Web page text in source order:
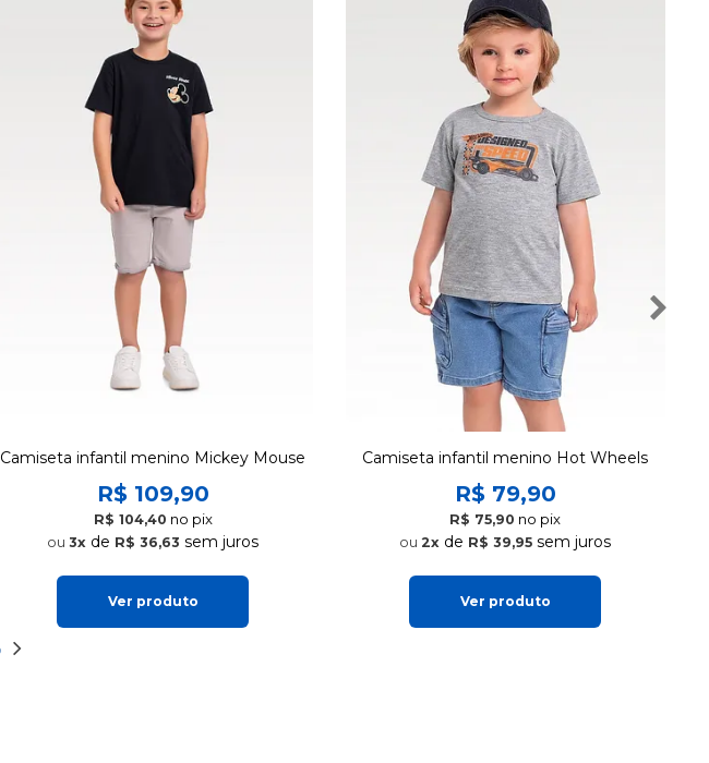
Camiseta infantil menino Mickey Mouse
R$ 109,90
R$ 104,40 no pix
3xde R$ 36,63 sem juros
Ver produto
Camiseta infantil menino Hot Wheels
R$ 79,90
R$ 75,90 no pix
2xde R$ 39,95sem juros
Ver produto